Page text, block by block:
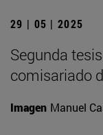
29 | 05 | 2025
Segunda
comisariado
Imagen Manuel